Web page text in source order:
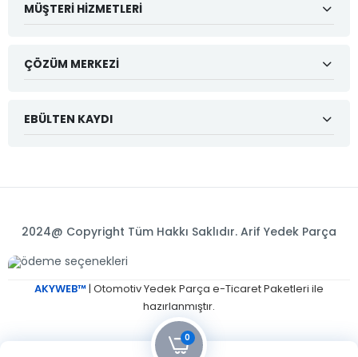
MÜŞTERI HIZMETLERI
ÇÖZÜM MERKEZI
EBÜLTEN KAYDI
2024@ Copyright Tüm Hakkı Saklıdır. Arif Yedek Parça
AKYWEB™| Otomotiv Yedek Parça e-Ticaret Paketleri ile
hazırlanmıştır.
0